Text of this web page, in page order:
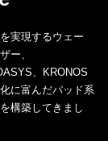
実現するウェー
ー、
、KRONOS
に富んだパッド系
構築してきまし